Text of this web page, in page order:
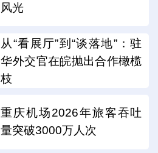
风光
从“看展厅”到“谈落地”：驻
华外交官在皖抛出合作橄榄
枝
重庆机场2026年旅客吞吐
量突破3000万人次